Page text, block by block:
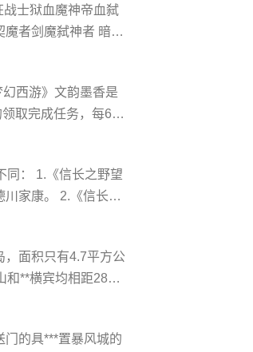
士狱血魔神帝血弑
者剑魔弑神者 暗殿
皇 街霸千手罗汉暗
西游》文韵墨香是
取完成任务，每6环
任务是找木材，先
跑。 4
同： 1.《信长之野望
家康。 2.《信长之
》发行时间我2013
，面积只有4.7平方公
和**横宾均相距2800
威夷的门户和前哨
不保
的具***置暴风城的